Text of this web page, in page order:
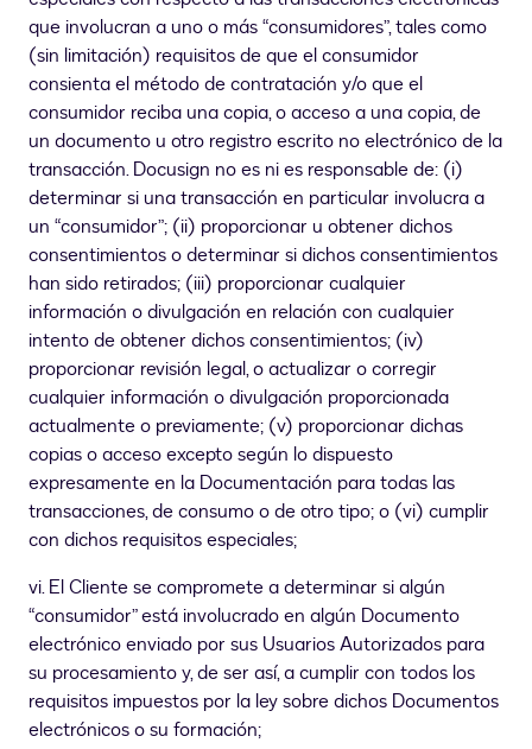
que involucran a uno o más “consumidores”, tales como
(sin limitación) requisitos de que el consumidor
consienta el método de contratación y/o que el
consumidor reciba una copia, o acceso a una copia, de
un documento u otro registro escrito no electrónico de la
transacción. Docusign no es ni es responsable de: (i)
determinar si una transacción en particular involucra a
un “consumidor”; (ii) proporcionar u obtener dichos
consentimientos o determinar si dichos consentimientos
han sido retirados; (iii) proporcionar cualquier
información o divulgación en relación con cualquier
intento de obtener dichos consentimientos; (iv)
proporcionar revisión legal, o actualizar o corregir
cualquier información o divulgación proporcionada
actualmente o previamente; (v) proporcionar dichas
copias o acceso excepto según lo dispuesto
expresamente en la Documentación para todas las
transacciones, de consumo o de otro tipo; o (vi) cumplir
con dichos requisitos especiales;
vi. El Cliente se compromete a determinar si algún
“consumidor” está involucrado en algún Documento
electrónico enviado por sus Usuarios Autorizados para
su procesamiento y, de ser así, a cumplir con todos los
requisitos impuestos por la ley sobre dichos Documentos
electrónicos o su formación;